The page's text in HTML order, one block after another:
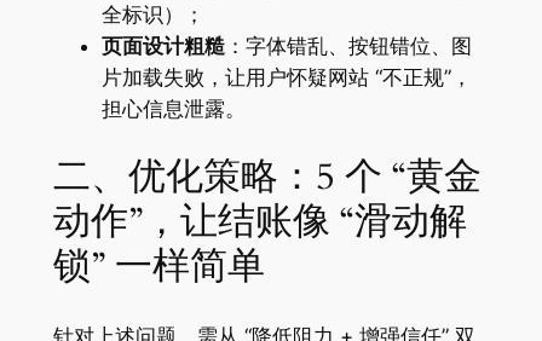
全标识）；
页面设计粗糙：字体错乱、按钮错位、图
片加载失败，让用户怀疑网站 “不正规”，
担心信息泄露。
二、优化策略：5 个 “黄金
动作”，让结账像 “滑动解
锁” 一样简单